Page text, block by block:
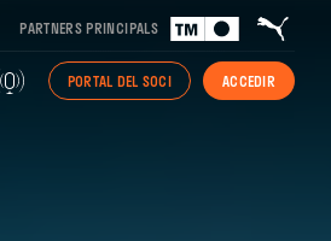
PARTNERS PRINCIPALS
PORTAL DEL SOCI ACCEDIR